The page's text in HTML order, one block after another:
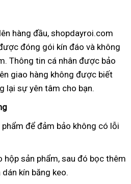
hàng đầu, shopdayroi.com
đóng gói kín đáo và không
Thông tin cá nhân được bảo
giao hàng không được biết
lại sự yên tâm cho bạn.
để đảm bảo không có lỗi
hộp sản phẩm, sau đó bọc thêm
kín băng keo.